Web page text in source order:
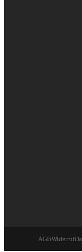
AGBWiderruf